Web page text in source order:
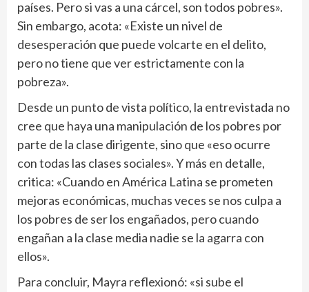
países. Pero si vas a una cárcel, son todos pobres».
Sin embargo, acota: «Existe un nivel de
desesperación que puede volcarte en el delito,
pero no tiene que ver estrictamente con la
pobreza».
Desde un punto de vista político, la entrevistada no
cree que haya una manipulación de los pobres por
parte de la clase dirigente, sino que «eso ocurre
con todas las clases sociales». Y más en detalle,
critica: «Cuando en América Latina se prometen
mejoras económicas, muchas veces se nos culpa a
los pobres de ser los engañados, pero cuando
engañan a la clase media nadie se la agarra con
ellos».
Para concluir, Mayra reflexionó: «si sube el